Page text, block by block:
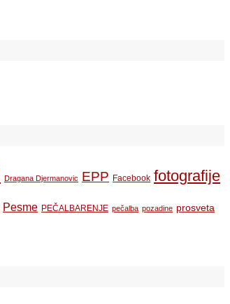
Dragana Djermanovic EPP Facebook fotografije
Pesme PEČALBARENJE pečalba pozadine prosveta